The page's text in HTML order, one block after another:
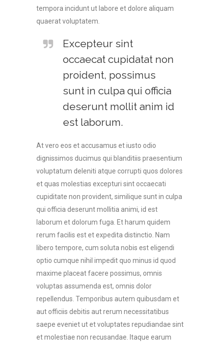
tempora incidunt ut labore et dolore aliquam
quaerat voluptatem.
Excepteur sint
occaecat cupidatat non
proident, possimus
sunt in culpa qui officia
deserunt mollit anim id
est laborum.
At vero eos et accusamus et iusto odio
dignissimos ducimus qui blanditiis praesentium
voluptatum deleniti atque corrupti quos dolores
et quas molestias excepturi sint occaecati
cupiditate non provident, similique sunt in culpa
qui officia deserunt mollitia animi, id est
laborum et dolorum fuga. Et harum quidem
rerum facilis est et expedita distinctio. Nam
libero tempore, cum soluta nobis est eligendi
optio cumque nihil impedit quo minus id quod
maxime placeat facere possimus, omnis
voluptas assumenda est, omnis dolor
repellendus. Temporibus autem quibusdam et
aut officiis debitis aut rerum necessitatibus
saepe eveniet ut et voluptates repudiandae sint
et molestiae non recusandae. Itaque earum